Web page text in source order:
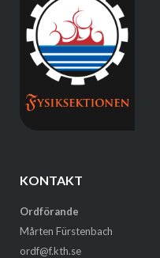
KONTAKT
Ordförande
Mårten Fürstenbach
ordf@f.kth.se